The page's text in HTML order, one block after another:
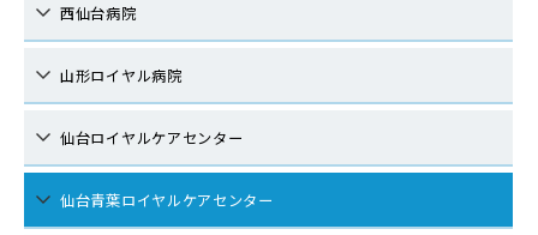
西仙台病院
山形ロイヤル病院
仙台ロイヤルケアセンター
仙台青葉ロイヤルケアセンター